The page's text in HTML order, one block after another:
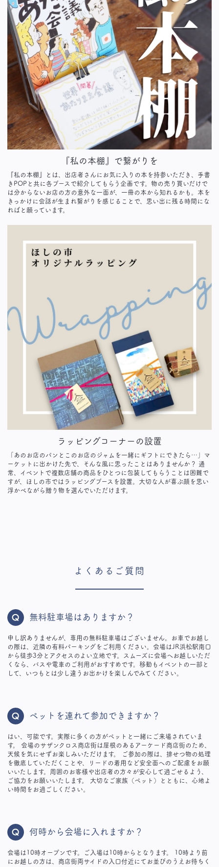
『私の本棚』で繋がりを
『私の本棚』とは、出店者さんにお気に入りの本を持参いただき、手書
きPOPと共に各ブースで紹介してもらう企画です。物の売り買いだけで
は分からないお店の方の意外な一面が、一冊の本から知れるかも。本を
きっかけに会話が生まれ繋がりを感じることで、思い出に残る時間にな
ればと願っています。
ラッピングコーナーの設置
「あのお店のパンとこのお店のジャムを一緒にギフトにできたら…」マ
ーケットに出かけた先で、そんな風に思ったことはありませんか？ 通
常、イベントで複数店舗の商品をひとつに包装してもらうことは困難で
すが、ほしの市ではラッピングブースを設置。大切な人が喜ぶ顔を思い
浮かべながら贈り物を選んでいただけます。
よくあるご質問
無料駐車場はありますか？
申し訳ありませんが、専用の無料駐車場はございません。お車でお越し
の際は、近隣の有料パーキングをご利用ください。会場はJR浜松駅南口
から徒歩3分とアクセスのよい立地です。スムーズに会場へお越しいただ
くなら、バスや電車のご利用がおすすめです。移動もイベントの一部と
して、いつもとは少し違うお出かけを楽しんでみてください。
ペットを連れて参加できますか？
はい、可能です。実際に多くの方がペットと一緒にご来場されていま
す。 会場のサザンクロス商店街は屋根のあるアーケード商店街のため、
天候を気にせずお楽しみいただけます。 ご参加の際は、排せつ物の処理
を徹底していただくことや、リードの着用など安全面へのご配慮をお願
いいたします。周囲のお客様や出店者の方々が安心して過ごせるよう、
ご協力をお願いいたします。 大切なご家族（ペット）とともに、心地よ
い時間をお過ごしください。
何時から会場に入れますか？
会場は10時オープンです。ご入場は10時からとなります。 10時より前
にお越しの方は、商店街両サイドの入口付近にてお並びのうえお待ちく